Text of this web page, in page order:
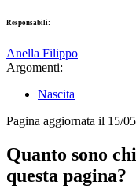
Responsabili:
Anella Filippo
Argomenti:
Nascita
Pagina aggiornata il 15/
Quanto sono
questa pagina?